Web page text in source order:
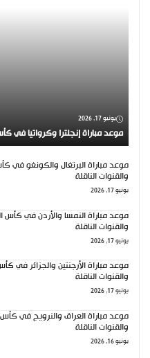
يونيو 17, 2026
موعد مباراة إنجلترا وكرواتيا في كأس العالم 2026
والقنوات الناقلة
يونيو 17, 2026
والقنوات الناقلة
يونيو 17, 2026
والقنوات الناقلة
يونيو 17, 2026
والقنوات الناقلة
يونيو 16, 2026